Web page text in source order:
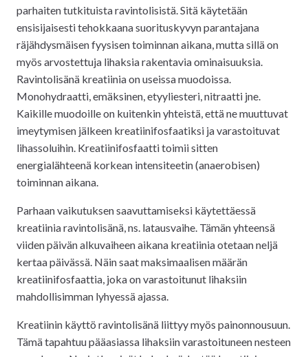
parhaiten tutkituista ravintolisistä. Sitä käytetään
ensisijaisesti tehokkaana suorituskyvyn parantajana
räjähdysmäisen fyysisen toiminnan aikana, mutta sillä on
myös arvostettuja lihaksia rakentavia ominaisuuksia.
Ravintolisänä kreatiinia on useissa muodoissa.
Monohydraatti, emäksinen, etyyliesteri, nitraatti jne.
Kaikille muodoille on kuitenkin yhteistä, että ne muuttuvat
imeytymisen jälkeen kreatiinifosfaatiksi ja varastoituvat
lihassoluihin. Kreatiinifosfaatti toimii sitten
energialähteenä korkean intensiteetin (anaerobisen)
toiminnan aikana.
Parhaan vaikutuksen saavuttamiseksi käytettäessä
kreatiinia ravintolisänä, ns. latausvaihe. Tämän yhteensä
viiden päivän alkuvaiheen aikana kreatiinia otetaan neljä
kertaa päivässä. Näin saat maksimaalisen määrän
kreatiinifosfaattia, joka on varastoitunut lihaksiin
mahdollisimman lyhyessä ajassa.
Kreatiinin käyttö ravintolisänä liittyy myös painonnousuun.
Tämä tapahtuu pääasiassa lihaksiin varastoituneen nesteen